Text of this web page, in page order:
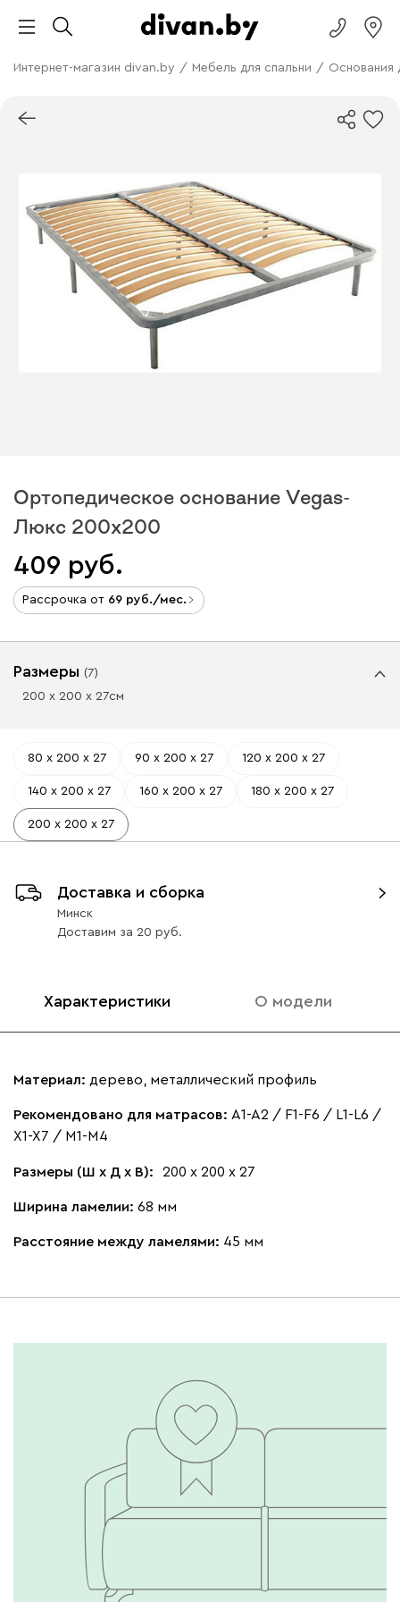
Интернет-магазин divan.by / Мебель для спальни / Основания
Ортопедическое основание Vegas-
Люкс 200x200
409
Рассрочка от 69 /мес.
Размеры (7)
200 х 200 х 27см
80 х 200 х 27 90 х 200 х 27 120 х 200 х 27
140 х 200 х 27 160 х 200 х 27 180 х 200 х 27
200 х 200 х 27
Доставка и сборка
Минск
Доставим за 20
Характеристики О модели
Материал: дерево, металлический профиль
Рекомендовано для матрасов: A1-A2 / F1-F6 / L1-L6 /
X1-X7 / M1-M4
Размеры (Ш х Д х В): 200 х 200 х 27
Ширина ламелии: 68 мм
Расстояние между ламелями: 45 мм